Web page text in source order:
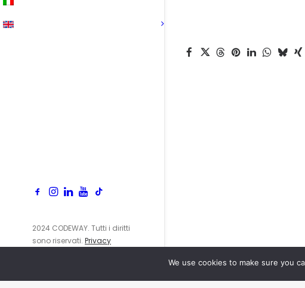
2024 CODEWAY. Tutti i diritti
sono riservati. Privacy
We use cookies to make sure you